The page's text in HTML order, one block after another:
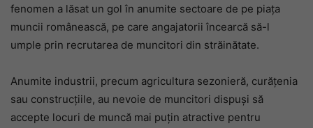
fenomen a lăsat un gol în anumite sectoare de pe piața
muncii românească, pe care angajatorii încearcă să-l
umple prin recrutarea de muncitori din străinătate.
Anumite industrii, precum agricultura sezonieră, curățenia
sau construcțiile, au nevoie de muncitori dispuși să
accepte locuri de muncă mai puțin atractive pentru